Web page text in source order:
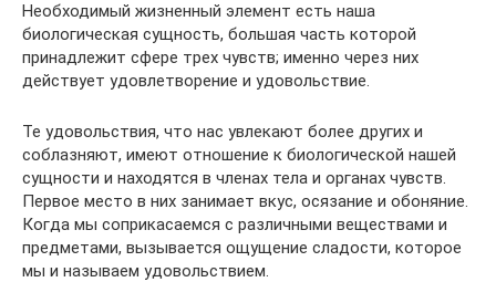
Необходимый жизненный элемент есть наша
биологическая сущность, большая часть которой
принадлежит сфере трех чувств; именно через них
действует удовлетворение и удовольствие.
Те удовольствия, что нас увлекают более других и
соблазняют, имеют отношение к биологической нашей
сущности и находятся в членах тела и органах чувств.
Первое место в них занимает вкус, осязание и обоняние.
Когда мы соприкасаемся с различными веществами и
предметами, вызывается ощущение сладости, которое
мы и называем удовольствием.